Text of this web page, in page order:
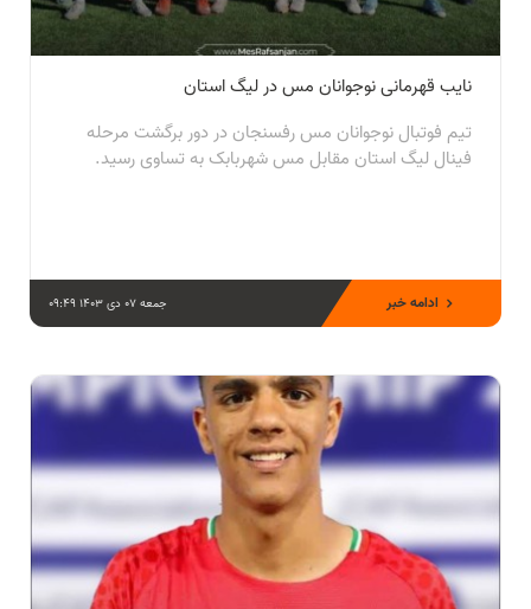
نایب قهرمانی نوجوانان مس در لیگ استان
تیم فوتبال نوجوانان مس رفسنجان در دور برگشت مرحله
فینال لیگ استان مقابل مس شهربابک به تساوی رسید.
جمعه 07 دی 1403 09:49 ادامه خبر